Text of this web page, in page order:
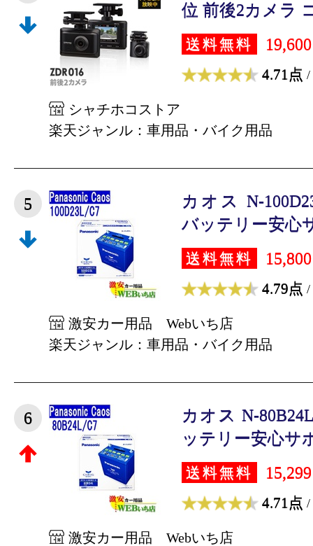
位 前後2カメラ
送料無料
4.71点 /
シャチホコストア
楽天ジャンル：車用品・バイク用品
5
カオス N-
バッテリー安心
送料無料
4.79点 /
激安カー用品 Webいち店
楽天ジャンル：車用品・バイク用品
6
カオス N-
ッテリー安心サ
送料無料
4.71点 /
激安カー用品 Webいち店